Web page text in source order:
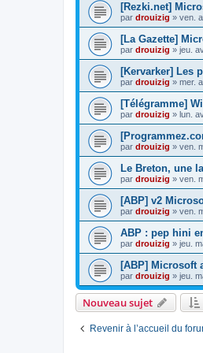
[Rezki.net]
par drouizig » ven.
[La Gazette]
par drouizig » jeu.
[Kervarker] Les
par drouizig » mer.
[Télégramme]
par drouizig » lun.
par drouizig » ven.
Le Breton, une
par drouizig » ven.
[ABP] v2
par drouizig » ven.
ABP : pep hini
par drouizig » jeu.
[ABP] Microsoft
par drouizig » jeu.
Nouveau sujet
Revenir à l’accueil du